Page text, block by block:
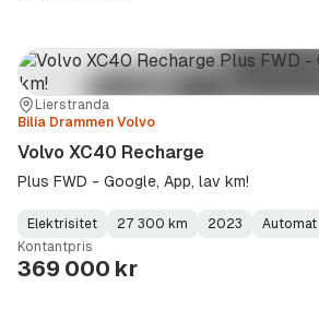
Sted:Lierstranda
Forhandler:
Bilia Drammen Volvo
Volvo XC40 Recharge
Plus FWD - Google, App, lav km!
Fuel
Type:
Elektrisitet
Kilometerstand:
27 300 km
Model
Year:
2023
Gearbox
Type:
Automat
Kontantpris
369 000 kr